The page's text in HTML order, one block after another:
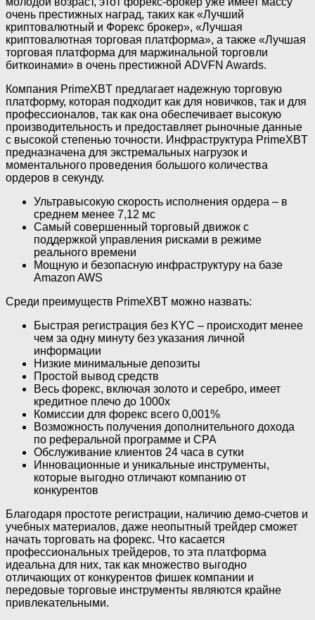
очень престижных наград, таких как «Лучший
криптовалютный и Форекс брокер», «Лучшая
криптовалютная торговая платформа», а также «Лучшая
торговая платформа для маржинальной торговли
биткоинами» в очень престижной ADVFN Awards.
Компания PrimeXBT предлагает надежную торговую
платформу, которая подходит как для новичков, так и для
профессионалов, так как она обеспечивает высокую
производительность и предоставляет рыночные данные
с высокой степенью точности. Инфраструктура PrimeXBT
предназначена для экстремальных нагрузок и
моментального проведения большого количества
ордеров в секунду.
Ультравысокую скорость исполнения ордера – в
среднем менее 7,12 мс
Самый совершенный торговый движок с
поддержкой управления рисками в режиме
реального времени
Мощную и безопасную инфраструктуру на базе
Amazon AWS
Среди преимуществ PrimeXBT можно назвать:
Быстрая регистрация без KYC – происходит менее
чем за одну минуту без указания личной
информации
Низкие минимальные депозиты
Простой вывод средств
Весь форекс, включая золото и серебро, имеет
кредитное плечо до 1000x
Комиссии для форекс всего 0,001%
Возможность получения дополнительного дохода
по реферальной программе и CPA
Обслуживание клиентов 24 часа в сутки
Инновационные и уникальные инструменты,
которые выгодно отличают компанию от
конкурентов
Благодаря простоте регистрации, наличию демо-счетов и
учебных материалов, даже неопытный трейдер сможет
начать торговать на форекс. Что касается
профессиональных трейдеров, то эта платформа
идеальна для них, так как множество выгодно
отличающих от конкурентов фишек компании и
передовые торговые инструменты являются крайне
привлекательными.